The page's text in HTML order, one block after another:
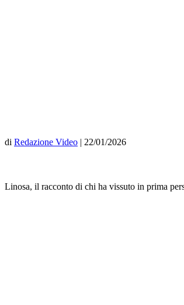
di Redazione Video | 22/01/2026
Linosa, il racconto di chi ha vissuto in prima